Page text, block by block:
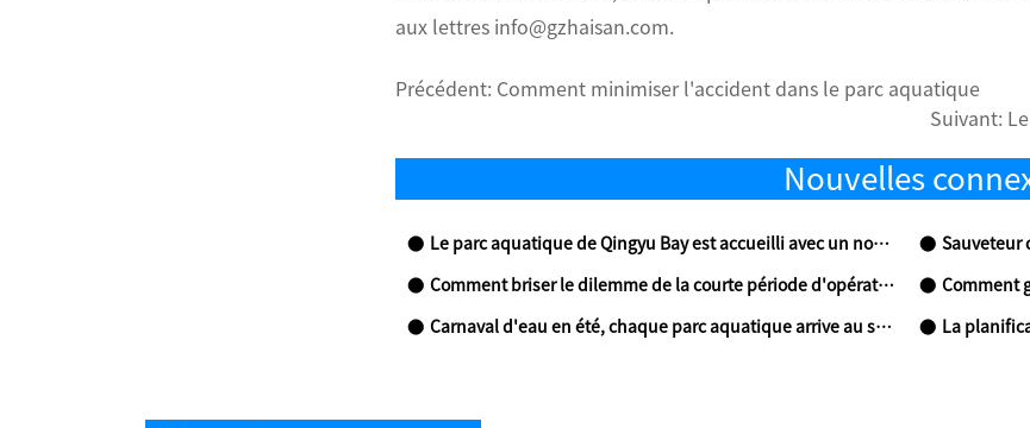
aux lettres info@gzhaisan.com.
Précédent: Comment minimiser l'accident dans le parc aquatique
Suivant:
Nouvelles
Le parc aquatique de Qingyu Bay est accueilli avec un nouveau projet d'amusement à la fête natio Sauveteur
Comment briser le dilemme de la courte période d'opération dans les parcs aquatiques? Comment
Carnaval d'eau en été, chaque parc aquatique arrive au sommet La planification